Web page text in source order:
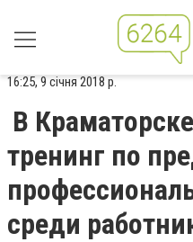
16:25, 9 січня 2018 р.
В
тренинг по
среди